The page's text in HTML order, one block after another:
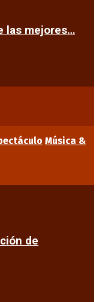
las mejores…
Música &
de